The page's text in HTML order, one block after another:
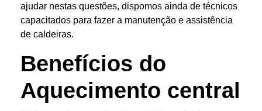
ajudar nestas questões, dispomos ainda de técnicos
capacitados para fazer a manutenção e assistência
de caldeiras.
Benefícios do
Aquecimento central